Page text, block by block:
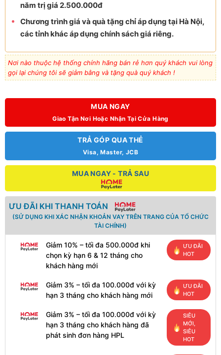
năm trị giá 2.500.000đ
Chương trình giá và quà tặng chỉ áp dụng tại Hà Nội,
các tỉnh khác áp dụng chính sách giá riêng.
Nơi nào thuộc hệ thống chính hãng bán rẻ hơn quý khách vui lòng
gọi lại chúng tôi sẽ giảm bằng và tặng quà quý khách !
MUA NGAY
Giao Tận Nơi Hoặc Nhận Tại Cửa Hàng
TRẢ GÓP QUA THẺ
Visa, Master, JCB
MUA NGAY - TRẢ SAU
ƯU ĐÃI KHI THANH TOÁN
(SỬ DỤNG KHI XÁC NHẬN KHOẢN VAY TRÊN TRANG CỦA TỔ CHỨC
TÀI CHÍNH)
Giảm 10% – tối đa 500.000đ khi
chọn kỳ hạn 6 & 12 tháng cho
khách hàng mới
ƯU ĐÃI
HOT
Giảm 3% – tối đa 100.000đ với kỳ
hạn 3 tháng cho khách hàng mới
ƯU ĐÃI
HOT
Giảm 3% – tối đa 100.000đ với kỳ
hạn 3 tháng cho khách hàng đã
phát sinh đơn hàng HPL
SIÊU
MỚI,
SIÊU
HOT